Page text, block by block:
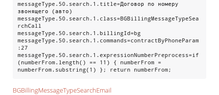
messageType.50.search.1.title=Договор по номеру
звонящего (авто)
messageType.50.search.1.class=BGBillingMessageTypeSea
rchCall
messageType.50.search.1.billingId=bg
messageType.50.search.1.commands=contractByPhoneParam
:27
messageType.50.search.1.expressionNumberPreprocess=if
(numberFrom.length() == 11) { numberFrom =
numberFrom.substring(1) }; return numberFrom;
BGBillingMessageTypeSearchEmail